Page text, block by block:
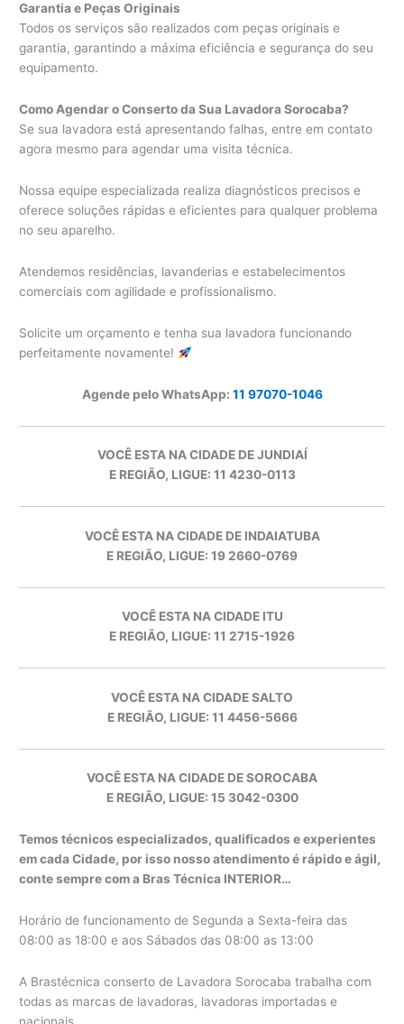
Garantia e Peças Originais
Todos os serviços são realizados com peças originais e
garantia, garantindo a máxima eficiência e segurança do seu
equipamento.
Como Agendar o Conserto da Sua Lavadora Sorocaba?
Se sua lavadora está apresentando falhas, entre em contato
agora mesmo para agendar uma visita técnica.
Nossa equipe especializada realiza diagnósticos precisos e
oferece soluções rápidas e eficientes para qualquer problema
no seu aparelho.
Atendemos residências, lavanderias e estabelecimentos
comerciais com agilidade e profissionalismo.
Solicite um orçamento e tenha sua lavadora funcionando
perfeitamente novamente!
Agende pelo WhatsApp: 11 97070-1046
VOCÊ ESTA NA CIDADE DE JUNDIAÍ
E REGIÃO, LIGUE: 11 4230-0113
VOCÊ ESTA NA CIDADE DE INDAIATUBA
E REGIÃO, LIGUE: 19 2660-0769
VOCÊ ESTA NA CIDADE ITU
E REGIÃO, LIGUE: 11 2715-1926
VOCÊ ESTA NA CIDADE SALTO
E REGIÃO, LIGUE: 11 4456-5666
VOCÊ ESTA NA CIDADE DE SOROCABA
E REGIÃO, LIGUE: 15 3042-0300
Temos técnicos especializados, qualificados e experientes
em cada Cidade, por isso nosso atendimento é rápido e ágil,
conte sempre com a Bras Técnica INTERIOR…
Horário de funcionamento de Segunda a Sexta-feira das
08:00 as 18:00 e aos Sábados das 08:00 as 13:00
A Brastécnica conserto de Lavadora Sorocaba trabalha com
todas as marcas de lavadoras, lavadoras importadas e